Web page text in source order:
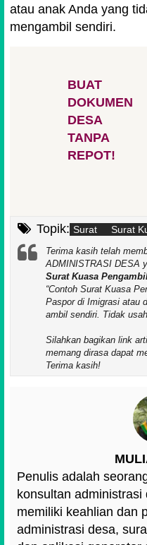
atau anak Anda yang
mengambil sendiri.
BUAT
DOKUMEN
DESA
TANPA
REPOT!
Topik: Surat Surat
Terima kasih telah
ADMINISTRASI DESA
Surat Kuasa
Contoh Surat Kuasa
Paspor di Imigrasi atau
ambil sendiri. Tidak
Silahkan bagikan link
memang dirasa dapat
Terima kasih!
Penulis adalah
konsultan
memiliki keahlian dan
administrasi desa,